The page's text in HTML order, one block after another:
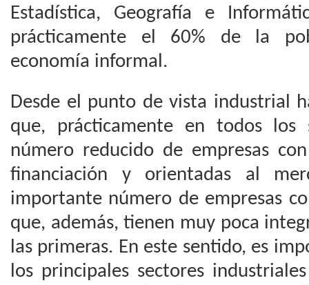
Estadística, Geografía e
prácticamente el 60% de la
economía informal.
Desde el punto de vista industrial
que, prácticamente en todos los
número reducido de empresas
financiación y orientadas al
importante número de empresas
que, además, tienen muy poca
las primeras. En este sentido, es
los principales sectores